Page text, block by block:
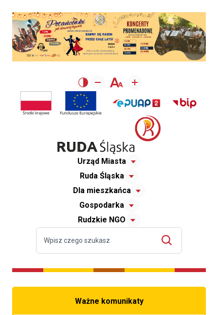
Urząd Miasta
Ruda Śląska
Dla mieszkańca
Gospodarka
Rudzkie NGO
Ważne komunikaty